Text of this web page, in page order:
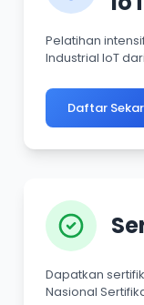
Pelatihan
Industrial IoT
Daftar
Dapatkan
Nasional